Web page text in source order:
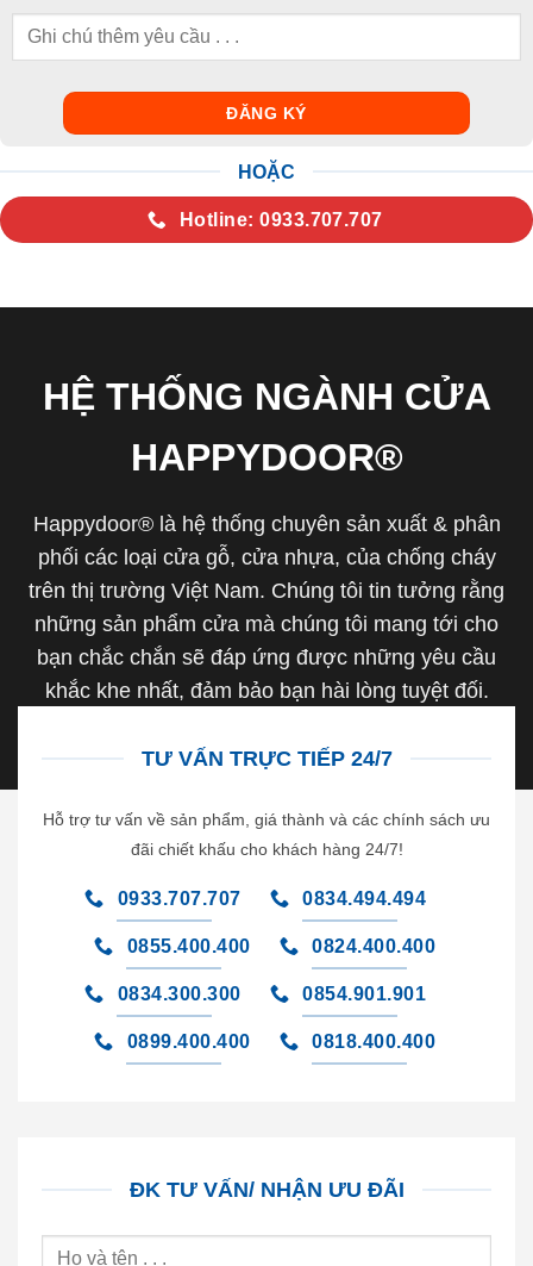
HOẶC
Hotline: 0933.707.707
HỆ THỐNG NGÀNH CỬA
HAPPYDOOR®
Happydoor® là hệ thống chuyên sản xuất & phân
phối các loại cửa gỗ, cửa nhựa, của chống cháy
trên thị trường Việt Nam. Chúng tôi tin tưởng rằng
những sản phẩm cửa mà chúng tôi mang tới cho
bạn chắc chắn sẽ đáp ứng được những yêu cầu
khắc khe nhất, đảm bảo bạn hài lòng tuyệt đối.
TƯ VẤN TRỰC TIẾP 24/7
Hỗ trợ tư vấn về sản phẩm, giá thành và các chính sách ưu
đãi chiết khấu cho khách hàng 24/7!
0933.707.707 0834.494.494
0855.400.400 0824.400.400
0834.300.300 0854.901.901
0899.400.400 0818.400.400
ĐK TƯ VẤN/ NHẬN ƯU ĐÃI